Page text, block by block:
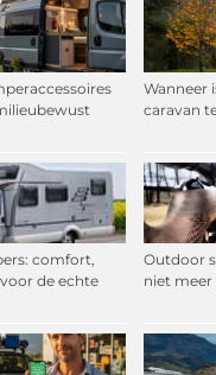
Wanneer
caravan
comfort,
de echte
Outdoor
niet meer